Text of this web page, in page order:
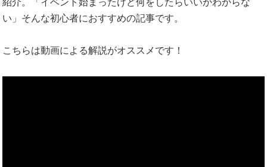
い」そんな初心者におすすめの記事です。
こちらは動画による解説がオススメです！